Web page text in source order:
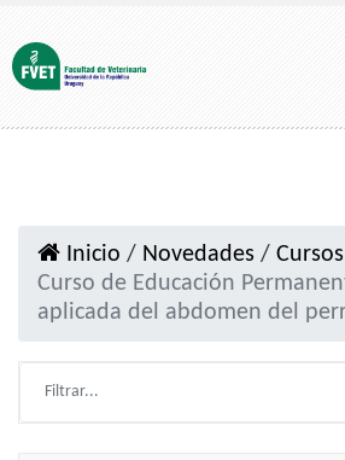
Inicio / Novedades / Cursos
Curso de Educación
aplicada del abdomen del